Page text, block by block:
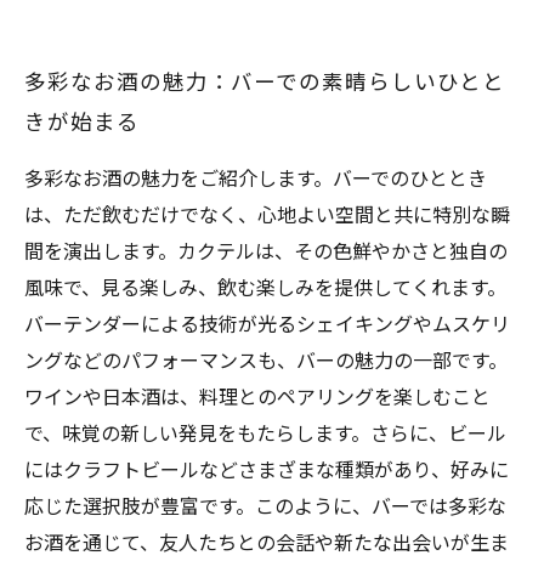
アート
バーの雰囲気を楽しむ：心地よい会話と笑顔の
友情を深めるためのお酒の選び方：特別なひと
ときを共有しよう
多彩なお酒がもたらす感動：思い出に残る楽し
いひとときのまとめ
多彩なお酒の魅力：バーでの素晴らしいひとと
きが始まる
多彩なお酒の魅力をご紹介します。バーでのひととき
は、ただ飲むだけでなく、心地よい空間と共に特別な瞬
間を演出します。カクテルは、その色鮮やかさと独自の
風味で、見る楽しみ、飲む楽しみを提供してくれます。
バーテンダーによる技術が光るシェイキングやムスケリ
ングなどのパフォーマンスも、バーの魅力の一部です。
ワインや日本酒は、料理とのペアリングを楽しむこと
で、味覚の新しい発見をもたらします。さらに、ビール
にはクラフトビールなどさまざまな種類があり、好みに
応じた選択肢が豊富です。このように、バーでは多彩な
お酒を通じて、友人たちとの会話や新たな出会いが生ま